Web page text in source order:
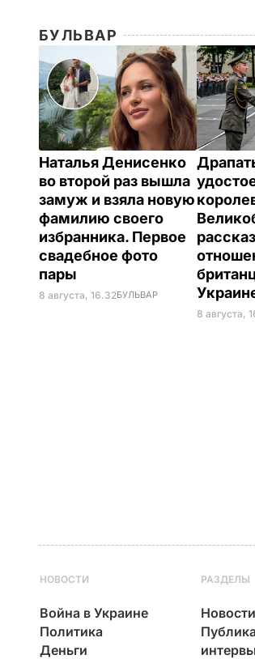
БУЛЬВАР
Наталья Денисенко
во второй раз вышла
замуж и взяла новую
фамилию своего
избранника. Первое
свадебное фото
пары
8 августа, 16.32БУЛЬВАР
8 августа,
НОВОСТИ
Война в Украине
Политика
Деньги
РАЗДЕЛЫ
Новости